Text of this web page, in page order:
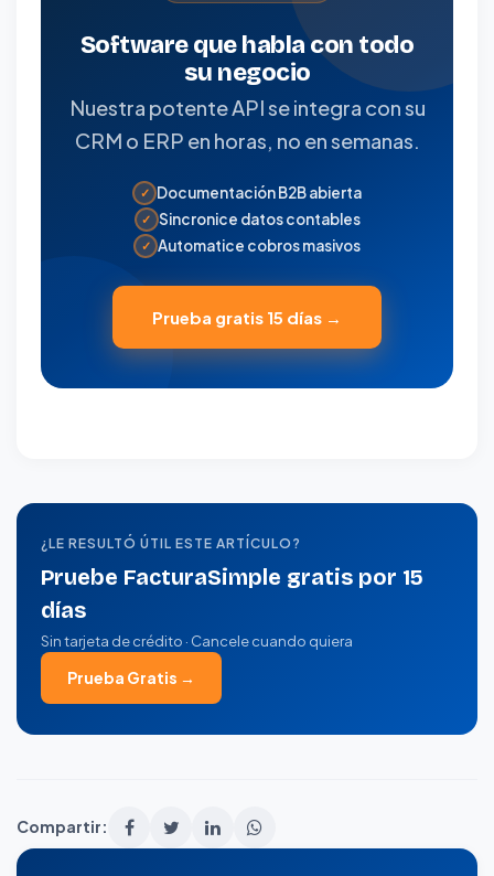
Software que habla con todo
su negocio
Nuestra potente API se integra con su
CRM o ERP en horas, no en semanas.
✓ Documentación B2B abierta
✓ Sincronice datos contables
✓ Automatice cobros masivos
Prueba gratis 15 días →
¿LE RESULTÓ ÚTIL ESTE ARTÍCULO?
Pruebe FacturaSimple gratis por 15
días
Sin tarjeta de crédito · Cancele cuando quiera
Prueba Gratis →
Compartir: